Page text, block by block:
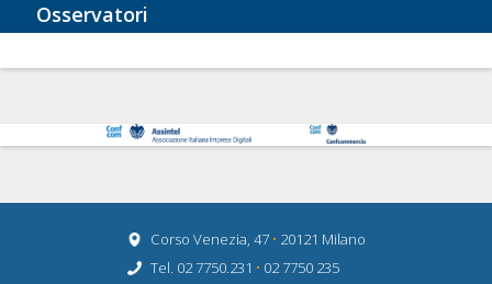
Osservatori
Corso Venezia, 47 • 20121 Milano
Tel. 02 7750.231 • 02 7750 235